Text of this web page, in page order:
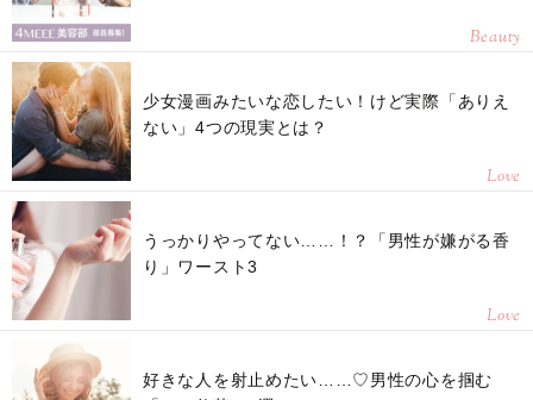
Beauty
少女漫画みたいな恋したい！けど実際「ありえ
ない」4つの現実とは？
Love
うっかりやってない……！？「男性が嫌がる香
り」ワースト3
Love
好きな人を射止めたい……♡男性の心を掴む